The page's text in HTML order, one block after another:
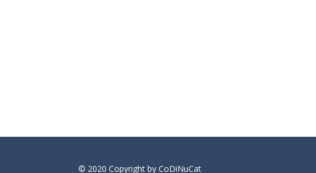
© 2020 Copyright by CoDiNuCat